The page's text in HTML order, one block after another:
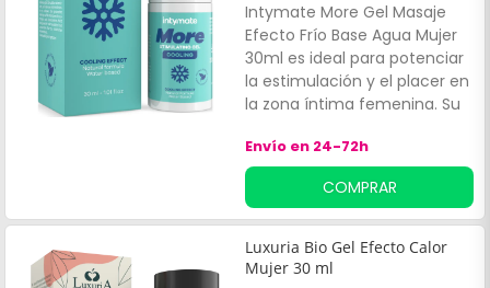
Intymate More Gel Masaje
Efecto Frío Base Agua Mujer
30ml es ideal para potenciar
la estimulación y el placer en
la zona íntima femenina. Su
para masajes íntimos, ofrece
un refrescante efecto frío
que intensifica las
sensaciones, proporcionando
un bienestar íntimo superior
y mayor comodidad durante
Envío en 24-72h
COMPRAR
Luxuria Bio Gel Efecto Calor
Mujer 30 ml